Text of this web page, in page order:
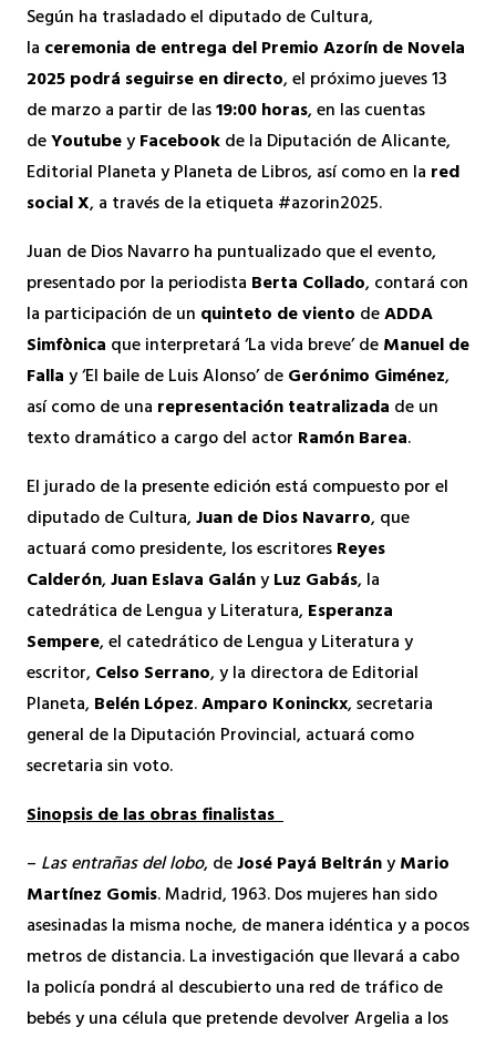
Según ha trasladado el diputado de Cultura,
la ceremonia de entrega del Premio Azorín de Novela
2025 podrá seguirse en directo, el próximo jueves 13
de marzo a partir de las19:00 horas, en las cuentas
deYoutubeyFacebookde la Diputación de Alicante,
Editorial Planeta y Planeta de Libros, así como en la red
social X, a través de la etiqueta #azorin2025.
Juan de Dios Navarro ha puntualizado que el evento,
presentado por la periodista Berta Collado, contará con
la participación de un quinteto de viento deADDA
Simfònica que interpretará ‘La vida breve’ deManuel de
Fallay ‘El baile de Luis Alonso’ deGerónimo Giménez,
así como de una representación teatralizada de un
texto dramático a cargo del actor Ramón Barea.
El jurado de la presente edición está compuesto por el
diputado de Cultura,Juan de Dios Navarro, que
actuará como presidente, los escritoresReyes
Calderón,Juan Eslava GalányLuz Gabás, la
catedrática de Lengua y Literatura,Esperanza
Sempere, el catedrático de Lengua y Literatura y
escritor,Celso Serrano, y la directora de Editorial
Planeta,Belén López.Amparo Koninckx, secretaria
general de la Diputación Provincial, actuará como
secretaria sin voto.
Sinopsis de las obras finalistas
– Las entrañas del lobo, deJosé Payá BeltrányMario
Martínez Gomis. Madrid, 1963. Dos mujeres han sido
asesinadas la misma noche, de manera idéntica y a pocos
metros de distancia. La investigación que llevará a cabo
la policía pondrá al descubierto una red de tráfico de
bebés y una célula que pretende devolver Argelia a los